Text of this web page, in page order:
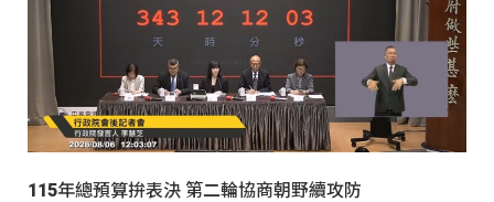
115年總預算拚表決 第二輪協商朝野續攻防